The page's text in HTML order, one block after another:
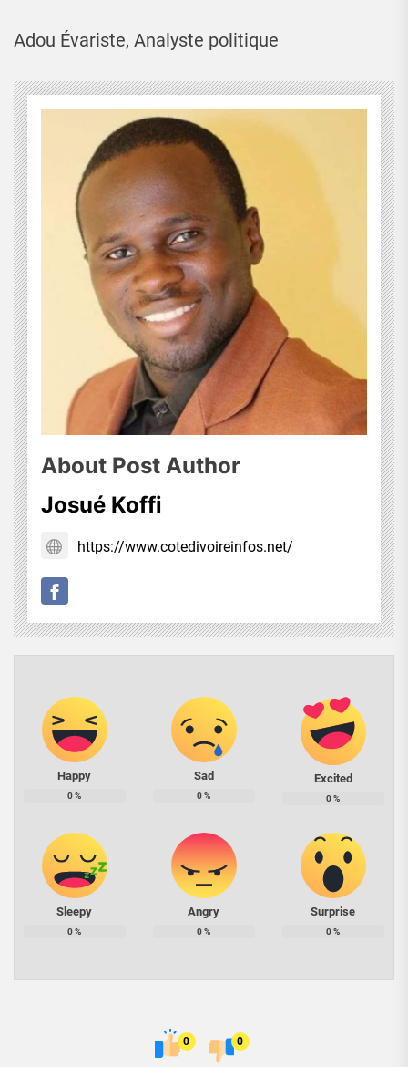
Adou Évariste, Analyste politique
About Post Author
Josué Koffi
https://www.cotedivoireinfos.net/
Happy
0%
Sad
0%
Excited
0%
Sleepy
0%
Angry
0%
Surprise
0%
0 0